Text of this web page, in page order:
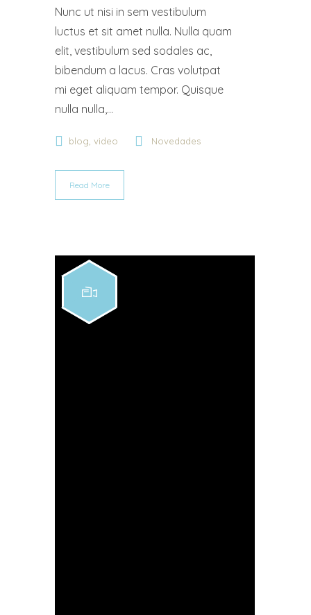
Nunc ut nisi in sem vestibulum
luctus et sit amet nulla. Nulla quam
elit, vestibulum sed sodales ac,
bibendum a lacus. Cras volutpat
mi eget aliquam tempor. Quisque
nulla nulla,...
blog, video Novedades
Read More